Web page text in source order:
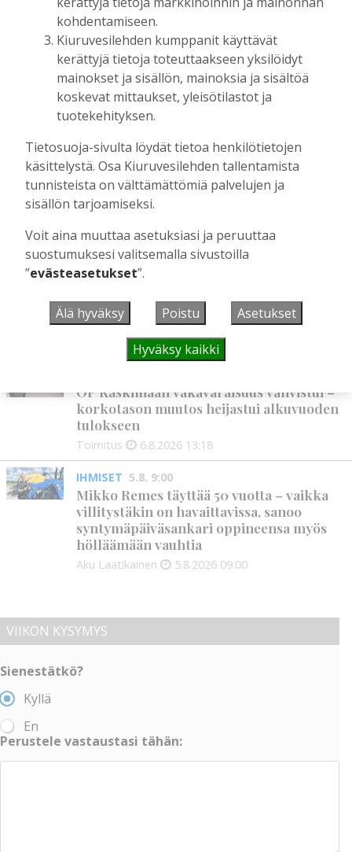
UUSIMMAT
MIELIPIDE 6.8. 16:09
Kuinka kauan Kiuruveden pyöräteiden
annetaan rapistua?
POLITIIKKA 6.8. 16:00
Biokaasu, Hingunniemi, tiet,
rahoitusasiat, työllisyys, lääkäripula… –
keskustelunaiheita
Aku Laatikainen 6.8.2026 16:00
Leikkausten ja veronkorotusten lisäksi
tarvitaan myös rahanhankkijoita
Alli Huovinen 6.8.2026 15:56
OP Kaskimaan vakavaraisuus vahvistui –
korkotason muutos heijastui alkuvuoden
tulokseen
Toimitus 6.8.2026 13:18
IHMISET 5.8. 9:00
Mikko Remes täyttää 50 vuotta – vaikka
villitystäkin on havaittavissa, sanoo
syntymäpäiväsankari oppineensa myös
hölläämään vauhtia
Aku Laatikainen 5.8.2026 09:00
VIIKON KYSYMYS
Sienestätkö?
Kyllä
En
Perustele vastaustasi tähän:
kohdentamiseen.
Kiuruvesilehden kumppanit käyttävät
kerättyjä tietoja toteuttaakseen yksilöidyt
mainokset ja sisällön, mainoksia ja sisältöä
koskevat mittaukset, yleisötilastot ja
tuotekehityksen.
Tietosuoja-sivulta löydät tietoa henkilötietojen
käsittelystä. Osa Kiuruvesilehden tallentamista
tunnisteista on välttämättömiä palvelujen ja
sisällön tarjoamiseksi.
Voit aina muuttaa asetuksiasi ja peruuttaa
suostumuksesi valitsemalla sivustoilla
”evästeasetukset”.
Älä hyväksy Poistu Asetukset
Hyväksy kaikki